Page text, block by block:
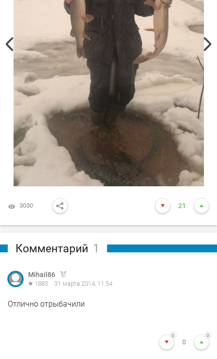
3030 21
Комментарий 1
Mihail86
1885 31 марта 2014, 11:54
Отлично отрыбачили
0
0
0